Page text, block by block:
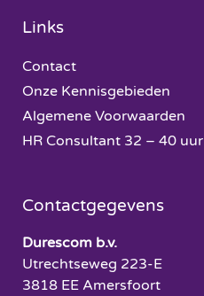
Links
Contact
Onze Kennisgebieden
Algemene Voorwaarden
HR Consultant 32 – 40 uur
Contactgegevens
Durescom b.v.
Utrechtseweg 223-E
3818 EE Amersfoort